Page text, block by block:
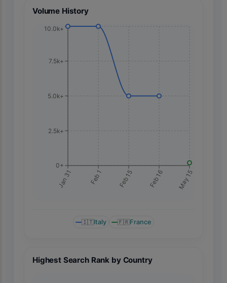
Volume History
Jan 31 Feb 1 Feb 15 Feb 16 May 15
0+
2.5k+
5.0k+
7.5k+
10.0k+
🇮🇹Italy 🇫🇷France
Highest Search Rank by Country